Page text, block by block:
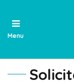
Menu